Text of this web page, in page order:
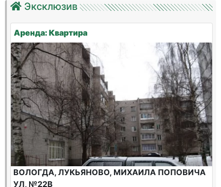
Эксклюзив
Аренда: Квартира
ВОЛОГДА, ЛУКЬЯНОВО, МИХАИЛА ПОПОВИЧА
УЛ, №22В